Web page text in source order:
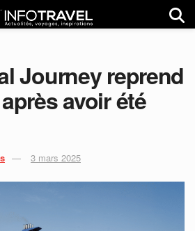
Journey reprend
avoir été
3 mars 2025